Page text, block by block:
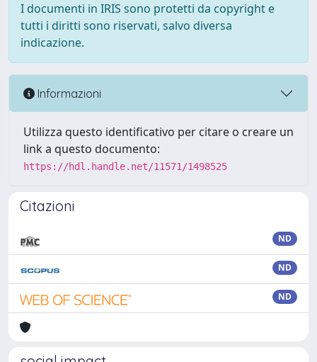
I documenti in IRIS sono protetti da copyright e
tutti i diritti sono riservati, salvo diversa
indicazione.
Informazioni
Utilizza questo identificativo per citare o creare un
link a questo documento:
https://hdl.handle.net/11571/1498525
Citazioni
ND
ND
ND